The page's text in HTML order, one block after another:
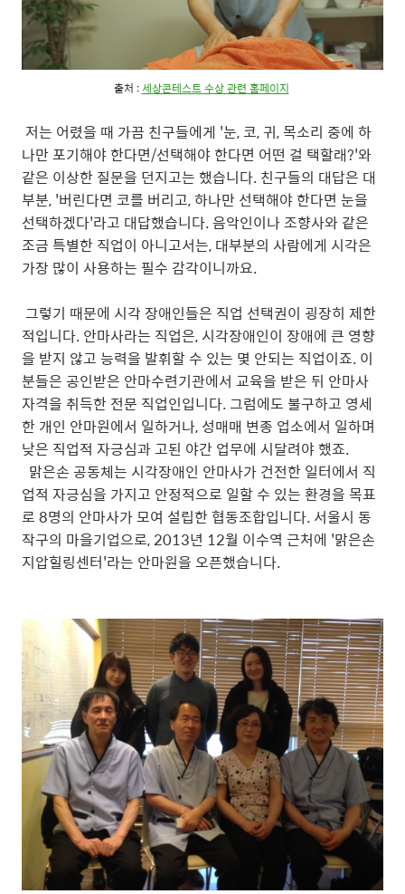
출처 :세상콘테스트 수상 관련 홈페이지
저는 어렸을 때 가끔 친구들에게 '눈, 코, 귀, 목소리 중에 하
나만 포기해야 한다면/선택해야 한다면 어떤 걸 택할래?'와
같은 이상한 질문을 던지고는 했습니다. 친구들의 대답은 대
부분, '버린다면 코를 버리고, 하나만 선택해야 한다면 눈을
선택하겠다'라고 대답했습니다. 음악인이나 조향사와 같은
조금 특별한 직업이 아니고서는, 대부분의 사람에게 시각은
가장 많이 사용하는 필수 감각이니까요.
그렇기 때문에 시각 장애인들은 직업 선택권이 굉장히 제한
적입니다. 안마사라는 직업은, 시각장애인이 장애에 큰 영향
을 받지 않고 능력을 발휘할 수 있는 몇 안되는 직업이죠. 이
분들은 공인받은 안마수련기관에서 교육을 받은 뒤 안마사
자격을 취득한 전문 직업인입니다. 그럼에도 불구하고 영세
한 개인 안마원에서 일하거나, 성매매 변종 업소에서 일하며
낮은 직업적 자긍심과 고된 야간 업무에 시달려야 했죠.
맑은손 공동체는 시각장애인 안마사가 건전한 일터에서 직
업적 자긍심을 가지고 안정적으로 일할 수 있는 환경을 목표
로 8명의 안마사가 모여 설립한 협동조합입니다. 서울시 동
작구의 마을기업으로, 2013년 12월 이수역 근처에 '맑은손
지압힐링센터'라는 안마원을 오픈했습니다.